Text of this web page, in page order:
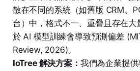
散在不同的系統（如舊版 CRM、
台）中，格式不一、重疊且存在大
於 AI 模型訓練會導致預測偏差
Review, 2026)。
IoTree 解決方案： 我們為企業提